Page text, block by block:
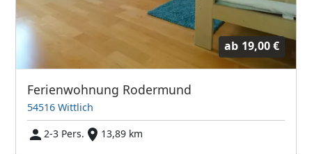
ab 19,00 €
Ferienwohnung Rodermund
54516 Wittlich
2-3 Pers.
13,89 km